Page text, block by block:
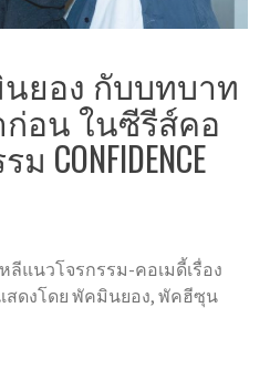
ยอง กับบทบาท
อน ในซีรีส์คอ
CONFIDENCE
ลีแนวโจรกรรม-คอเมดี้เรื่อง
แสดงโดย พัคมินยอง, พัคฮีซุน